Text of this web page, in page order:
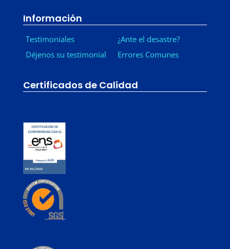
Información
Testimoniales
Déjenos su testimonial
¿Ante el desastre?
Errores Comunes
Certificados de Calidad